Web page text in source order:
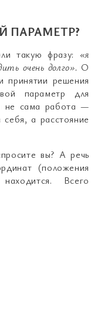
ПАРАМЕТР?
такую фразу: «я
очень долго». О
решения
параметр для
не сама работа —
а расстояние
вы? А речь
(положения
Всего